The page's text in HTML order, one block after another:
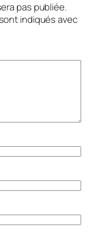
pas publiée.
indiqués avec